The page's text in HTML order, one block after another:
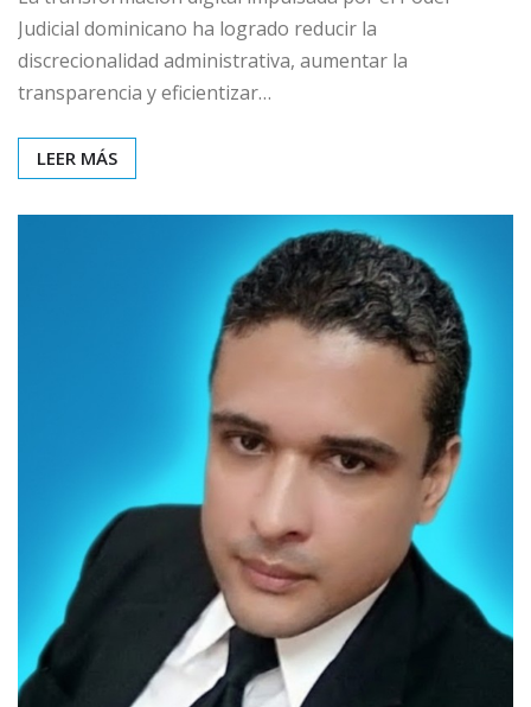
Judicial dominicano ha logrado reducir la
discrecionalidad administrativa, aumentar la
transparencia y eficientizar…
LEER MÁS